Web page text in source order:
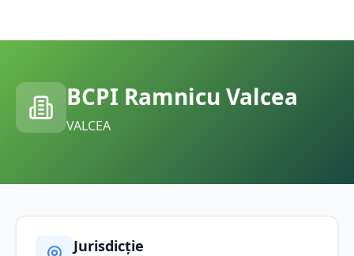
BCPI Ramnicu Valcea
VALCEA
Jurisdicție